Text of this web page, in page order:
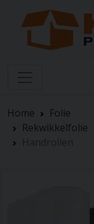
Home
Folie
Rekwikkelfolie